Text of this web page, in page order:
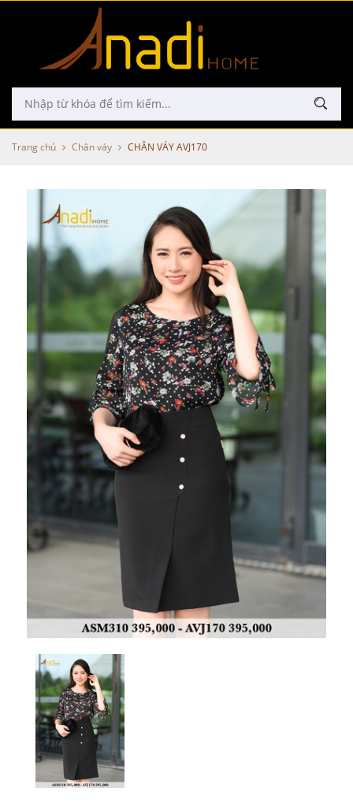
Trang chủ Chân váy CHÂN VÁY AVJ170